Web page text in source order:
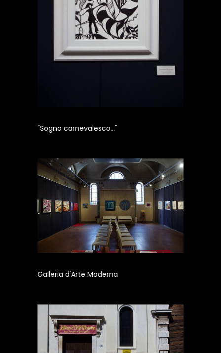
"Sogno carnevalesco..."
Galleria d'Arte Moderna